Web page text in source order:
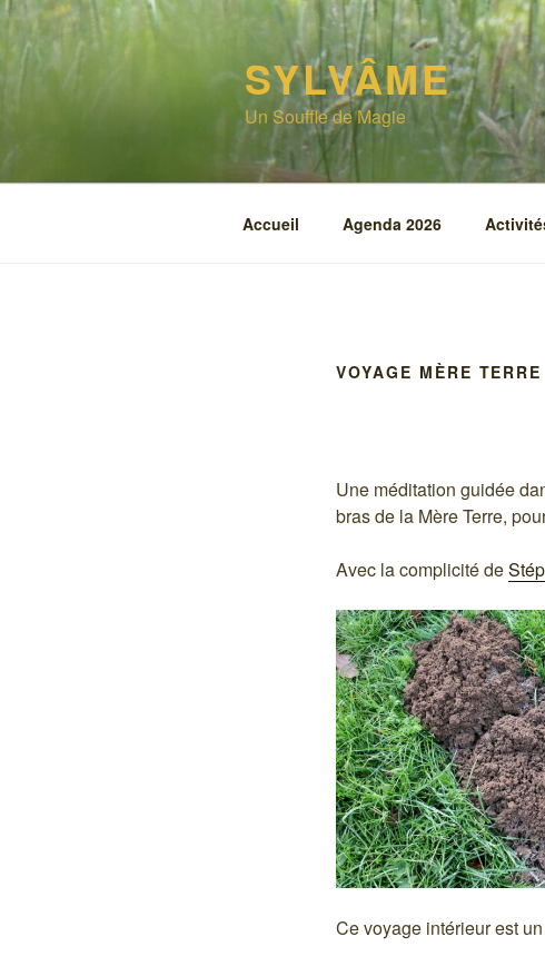
Aller
contenu
principal
SYLVÂME
Un Souffle de Magie
Accueil Agenda 2026
VOYAGE MÈRE TERRE
Une méditation guidée
bras de la Mère Terre,
Avec la complicité de
Ce voyage intérieur est